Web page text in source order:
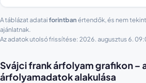
A táblázat adataiforintbanértendők, és nem
ajánlatnak.
Az adatok utolsó frissítése: 2026. augusztus 6.
Svájci frank árfolyam grafikon –
árfolyamadatok alakulása